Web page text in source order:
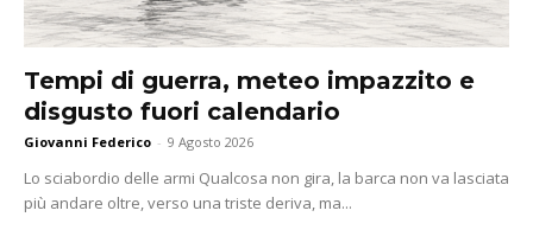
Tempi di guerra, meteo impazzito e
disgusto fuori calendario
Giovanni Federico - 9 Agosto 2026
Lo sciabordio delle armi Qualcosa non gira, la barca non va lasciata
più andare oltre, verso una triste deriva, ma...